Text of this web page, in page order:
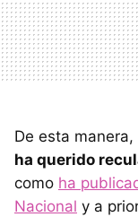
De esta
ha querido
como ha
Nacional y a